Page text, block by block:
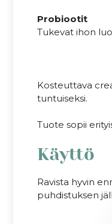
Probiootit
Tukevat ihon
Kosteuttava
tuntuiseksi.
Tuote sopii
Käyttö
Ravista hyvin
puhdistuksen